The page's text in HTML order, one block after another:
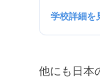
学校詳細を
他にも日本